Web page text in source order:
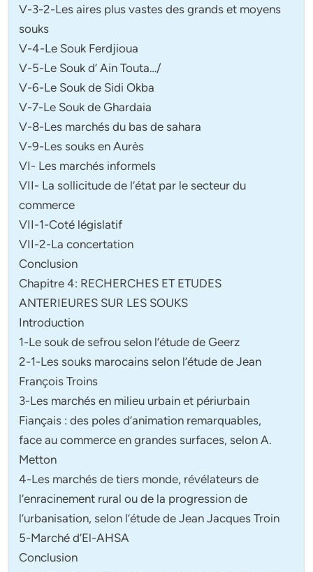
V-3-2-Les aires plus vastes des grands et moyens
souks
V-4-Le Souk Ferdjioua
V-5-Le Souk d’ Ain Touta…/
V-6-Le Souk de Sidi Okba
V-7-Le Souk de Ghardaia
V-8-Les marchés du bas de sahara
V-9-Les souks en Aurès
VI- Les marchés informels
VII- La sollicitude de l’état par le secteur du
commerce
VII-1-Coté législatif
VII-2-La concertation
Conclusion
Chapitre 4: RECHERCHES ET ETUDES
ANTERIEURES SUR LES SOUKS
Introduction
1-Le souk de sefrou selon l’étude de Geerz
2-1-Les souks marocains selon l’étude de Jean
François Troins
3-Les marchés en milieu urbain et périurbain
Fiançais : des poles d’animation remarquables,
face au commerce en grandes surfaces, selon A.
Metton
4-Les marchés de tiers monde, révélateurs de
l’enracinement rural ou de la progression de
l’urbanisation, selon l’étude de Jean Jacques Troin
5-Marché d’El-AHSA
Conclusion